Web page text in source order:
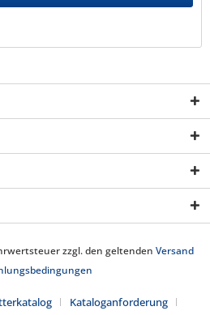
zzgl. den geltenden Versand
Kataloganforderung